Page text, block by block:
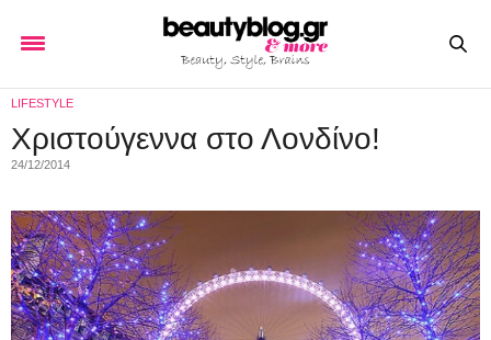
LIFESTYLE
Χριστούγεννα στο Λονδίνο!
24/12/2014